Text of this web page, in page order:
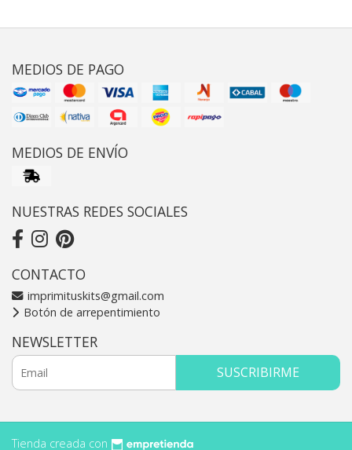
MEDIOS DE PAGO
MEDIOS DE ENVÍO
NUESTRAS REDES SOCIALES
CONTACTO
imprimituskits@gmail.com
Botón de arrepentimiento
NEWSLETTER
SUSCRIBIRME
Tienda creada con